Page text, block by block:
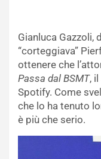
Gianluca Gazzoli,
“corteggiava”
ottenere che
Passa dal BSMT,
Spotify. Come
che lo ha tenuto
è più che serio.